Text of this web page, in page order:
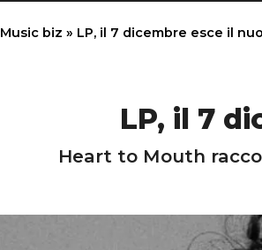
Music biz » LP, il 7 dicembre esce il
LP, il 7
Heart to Mouth